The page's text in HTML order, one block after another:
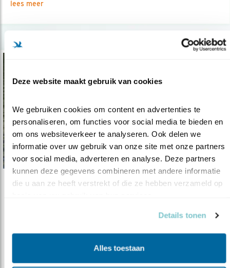
Deze website maakt gebruik van cookies
We gebruiken cookies om content en advertenties te
personaliseren, om functies voor social media te bieden en
om ons websiteverkeer te analyseren. Ook delen we
informatie over uw gebruik van onze site met onze partners
voor social media, adverteren en analyse. Deze partners
kunnen deze gegevens combineren met andere informatie
die u aan ze heeft verstrekt of die ze hebben verzameld op
Details tonen
Alles toestaan
lees meer
Tip
En wie zorgt dan voor de jong..